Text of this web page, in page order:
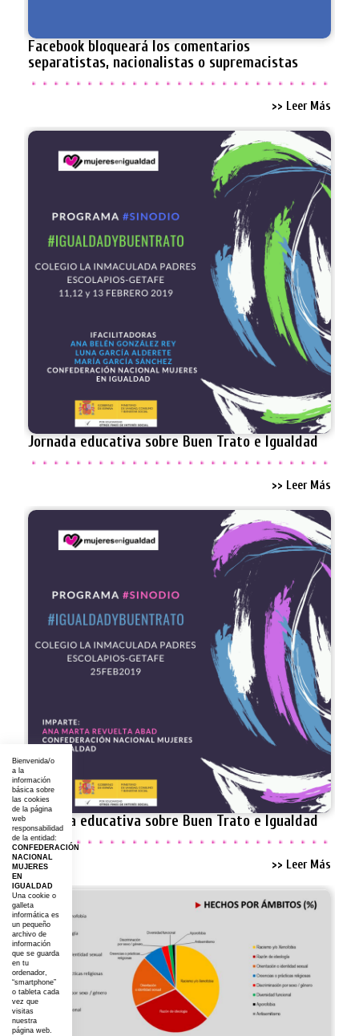
Facebook bloqueará los comentarios
separatistas, nacionalistas o supremacistas
>> Leer Más
Jornada educativa sobre Buen Trato e Igualdad
>> Leer Más
Jornada educativa sobre Buen Trato e Igualdad
>> Leer Más
Bienvenida/o
a la
información
básica sobre
las cookies
de la página
web
responsabilidad
de la entidad:
CONFEDERACIÓN
NACIONAL
MUJERES
EN
IGUALDAD
Una cookie o
galleta
informática es
un pequeño
archivo de
información
que se guarda
en tu
ordenador,
“smartphone”
o tableta cada
vez que
visitas
nuestra
página web.